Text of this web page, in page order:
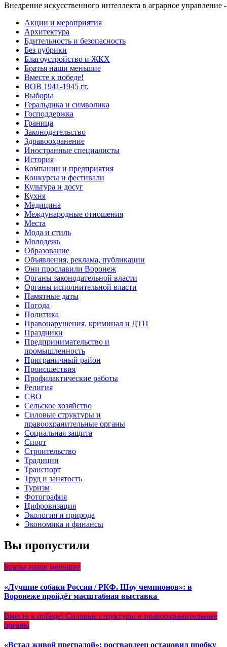
Внедрение искусственного интеллекта в аграрное управление
Акции и мероприятия
Архитектура
Бдительность и безопасность
Без рубрики
Благоустройство и ЖКХ
Братья наши меньшие
Вместе к победе!
ВОВ 1941-1945 гг.
Выборы
Геральдика и символика
Господдержка
Граница
Законодательство
Здравоохранение
Иностранные специалисты
История
Компании и предприятия
Конкурсы и фестивали
Культура и досуг
Кухня
Медицина
Международные отношения
Места
Мода и стиль
Молодежь
Образование
Объявления, реклама, публикации
Они прославили Воронеж
Органы законодательной власти
Органы исполнительной власти
Памятные даты
Погода
Политика
Правонарушения, криминал и ДТП
Праздники
Предпринимательство и
промышленность
Приграничный район
Происшествия
Профилактические работы
Религия
СВО
Сельское хозяйство
Силовые структуры и
правоохранительные органы
Социальная защита
Спорт
Строительство
Традиции
Транспорт
Труд и занятость
Туризм
Фотография
Цифровизация
Экология и природа
Экономика и финансы
Вы пропустили
Братья наши меньшие
«Лучшие собаки России / РКФ. Шоу чемпионов»: в
Воронеже пройдёт масштабная выставка
Вместе к победе! Силовые структуры и правоохранительные
органы
«Встал живой преградой»: росгвардеец остановил пробку